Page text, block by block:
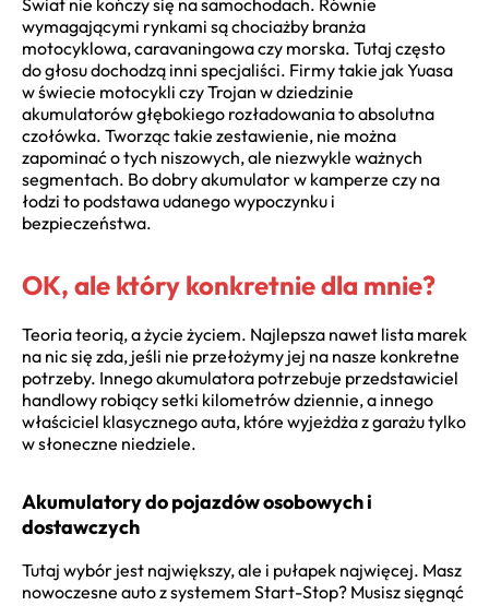
wymagającymi rynkami są chociażby branża
motocyklowa, caravaningowa czy morska. Tutaj często
do głosu dochodzą inni specjaliści. Firmy takie jak Yuasa
w świecie motocykli czy Trojan w dziedzinie
akumulatorów głębokiego rozładowania to absolutna
czołówka. Tworząc takie zestawienie, nie można
zapominać o tych niszowych, ale niezwykle ważnych
segmentach. Bo dobry akumulator w kamperze czy na
łodzi to podstawa udanego wypoczynku i
bezpieczeństwa.
OK, ale który konkretnie dla mnie?
Teoria teorią, a życie życiem. Najlepsza nawet lista marek
na nic się zda, jeśli nie przełożymy jej na nasze konkretne
potrzeby. Innego akumulatora potrzebuje przedstawiciel
handlowy robiący setki kilometrów dziennie, a innego
właściciel klasycznego auta, które wyjeżdża z garażu tylko
w słoneczne niedziele.
Akumulatory do pojazdów osobowych i
dostawczych
Tutaj wybór jest największy, ale i pułapek najwięcej. Masz
nowoczesne auto z systemem Start-Stop? Musisz sięgnąć